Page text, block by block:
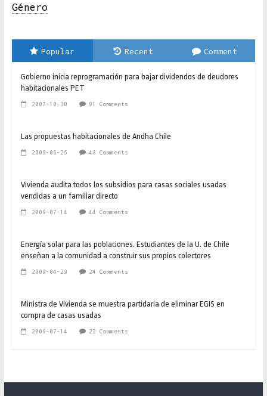
Género
Popular Recent Comment
Gobierno inicia reprogramación para bajar dividendos de deudores
habitacionales PET
2007-10-30 91 Comments
Las propuestas habitacionales de Andha Chile
2009-06-26 48 Comments
Vivienda audita todos los subsidios para casas sociales usadas
vendidas a un familiar directo
2009-07-14 44 Comments
Energía solar para las poblaciones. Estudiantes de la U. de Chile
enseñan a la comunidad a construir sus propios colectores
2009-04-29 24 Comments
Ministra de Vivienda se muestra partidaria de eliminar EGIS en
compra de casas usadas
2009-07-14 22 Comments